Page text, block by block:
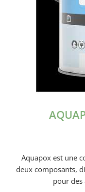
Aquapox est une
deux composants,
pour des